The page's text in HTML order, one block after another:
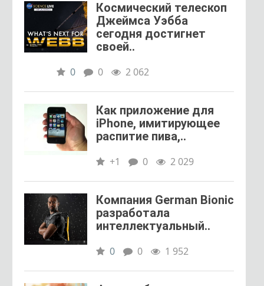
Космический телескоп
Джеймса Уэбба
сегодня достигнет
своей..
0 0 2 062
Как приложение для
iPhone, имитирующее
распитие пива,..
+1 0 2 029
Компания German Bionic
разработала
интеллектуальный..
0 0 1 952